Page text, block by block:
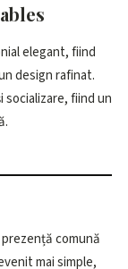
elegant, fiind
design rafinat.
fiind un
comună
mai simple,